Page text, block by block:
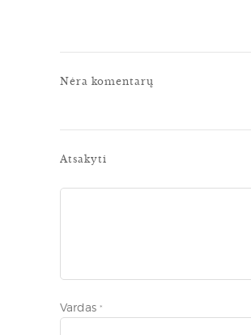
Nėra komentarų
Atsakyti
Vardas *